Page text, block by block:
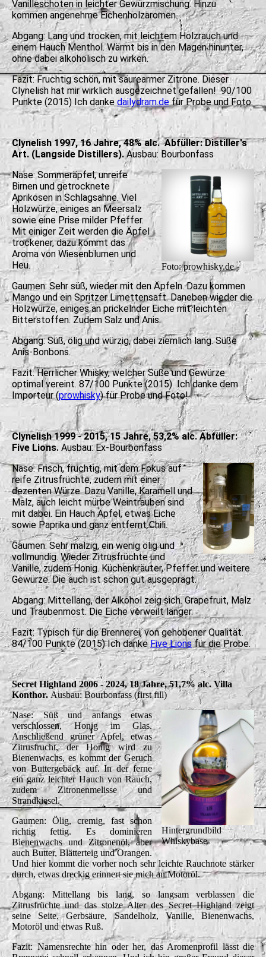
Vanilleschoten in leichter Gewürzmischung. Hinzu
kommen angenehme Eichenholzaromen.
Abgang: Lang und trocken, mit leichtem Holzrauch und
einem Hauch Menthol. Wärmt bis in den Magen hinunter,
ohne dabei alkoholisch zu wirken.
Fazit: Fruchtig schön, mit säurearmer Zitrone. Dieser
Clynelish hat mir wirklich ausgezeichnet gefallen! 90/100
Punkte (2015) Ich danke dailydram.defür Probe und Foto.
Clynelish 1997, 16 Jahre, 48% alc. Abfüller: Distiller's
Art. (Langside Distillers).Ausbau: Bourbonfass
Foto: prowhisky.de
Nase: Sommeräpfel, unreife
Birnen und getrocknete
Aprikosen in Schlagsahne. Viel
Holzwürze, einiges an Meersalz
sowie eine Prise milder Pfeffer.
Mit einiger Zeit werden die Äpfel
trockener, dazu kommt das
Aroma von Wiesenblumen und
Heu.
Gaumen: Sehr süß, wieder mit den Äpfeln. Dazu kommen
Mango und ein Spritzer Limettensaft. Daneben wieder die
Holzwürze, einiges an prickelnder Eiche mit leichten
Bitterstoffen. Zudem Salz und Anis.
Abgang: Süß, ölig und würzig, dabei ziemlich lang. Süße
Anis-Bonbons.
Fazit: Herrlicher Whisky, welcher Süße und Gewürze
optimal vereint. 87/100 Punkte (2015) Ich danke dem
Importeur (prowhisky) für Probe und Foto!
Clynelish 1999 - 2015, 15 Jahre, 53,2% alc. Abfüller:
Five Lions. Ausbau: Ex-Bourbonfass
Nase: Frisch, fruchtig, mit dem Fokus auf
reife Zitrusfrüchte, zudem mit einer
dezenten Würze. Dazu Vanille, Karamell und
Malz, auch leicht mürbe Weintrauben sind
mit dabei. Ein Hauch Apfel, etwas Eiche
sowie Paprika und ganz entfernt Chili.
Gaumen: Sehr malzig, ein wenig ölig und
vollmundig. Wieder Zitrusfrüchte und
Vanille, zudem Honig. Küchenkräuter, Pfeffer und weitere
Gewürze. Die auch ist schon gut ausgeprägt.
Abgang: Mittellang, der Alkohol zeig sich. Grapefruit, Malz
und Traubenmost. Die Eiche verweilt länger.
Fazit: Typisch für die Brennerei, von gehobener Qualität.
84/100 Punkte (2015) Ich dankeFive Lionsfür die Probe.
Secret Highland 2006 - 2024, 18 Jahre, 51,7% alc. Villa
Konthor. Ausbau: Bourbonfass (first fill)
Hintergrundbild
Whiskybase
Nase: Süß und anfangs etwas
verschlossen, Honig im Glas.
Anschließend grüner Apfel, etwas
Zitrusfrucht, der Honig wird zu
Bienenwachs, es kommt der Geruch
von Buttergebäck auf. In der ferne
ein ganz leichter Hauch von Rauch,
zudem Zitronenmelisse und
Strandkiesel.
Gaumen: Ölig, cremig, fast schon
richtig fettig. Es dominieren
Bienenwachs und Zitronenöl, aber
auch Butter, Blätterteig und Orangen.
Und hier kommt die vorher noch sehr leichte Rauchnote stärker
durch, etwas dreckig erinnert sie mich an Motoröl.
Abgang: Mittellang bis lang, so langsam verblassen die
Zitrusfrüchte und das stolze Alter des Secret Highland zeigt
seine Seite. Gerbsäure, Sandelholz, Vanille, Bienenwachs,
Motoröl und etwas Ruß.
Fazit: Namensrechte hin oder her, das Aromenprofil lässt die